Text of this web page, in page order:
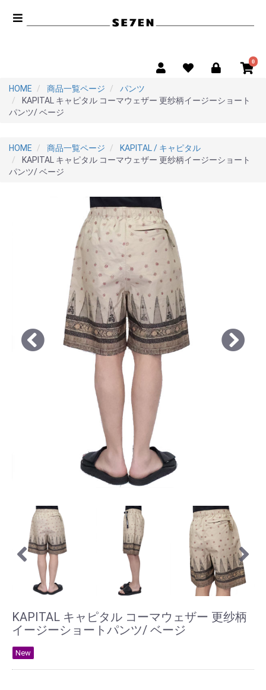
0
HOME 商品一覧ページ
パンツ
KAPITAL キャピタル コーマウェザー 更纱柄イージーショート
パンツ/ ベージ
HOME 商品一覧ページ
KAPITAL / キャピタル
KAPITAL キャピタル コーマウェザー 更纱柄イージーショート
パンツ/ ベージ
KAPITAL キャピタル コーマウェザー 更纱柄
イージーショートパンツ/ ベージ
New